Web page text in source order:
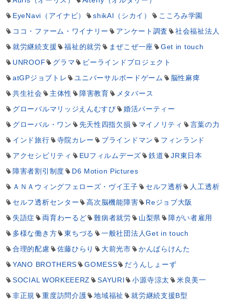
EyeNavi（アイナビ）
shikAI（シカイ）
こころみ学園
ココ・ファーム・ワイナリー
アンケート調査
社会福祉法人
就労継続支援
福祉的就労 まぜこぜ一座
Get in touch
UNROOF
グラマ
ビーラインドプロジェクト
atGPジョブトレ
ユニバーサルボードゲーム
脳性麻痺
共生社会
主体性 障害教育
メタバース
グローバルマリッジえんむすび
婚活パーティー
グローバル・ワン
先天性四指欠損 マイノリティ
言葉の力
インド旅行
寺院カレー ブラインドマン
フィンランド
アクセシビリティ
EUフィルムデーズ 鉄道
JR東日本
障害者割引制度
D6 Motion Pictures
ＡＮＡウィングフェローズ・ヴイ王子
セルフ透析
人工透析
セルフ透析センター
高次脳機能障害
Reジョブ大阪
失語症
両育わーるど 難病者就労 山梨県
障がい者雇用
多様な働き方
東ちづる
一般社団法人Get in touch
合理的配慮
佐藤ひらり 大前光市
かんばらけんた
YANO BROTHERS
GOMESS
だうんしょーず
SOCIAL WORKEEERZ
SAYURI 小源寺涼太
米良美一
非正規
重度訪問介護 地域福祉
就労継続支援B型